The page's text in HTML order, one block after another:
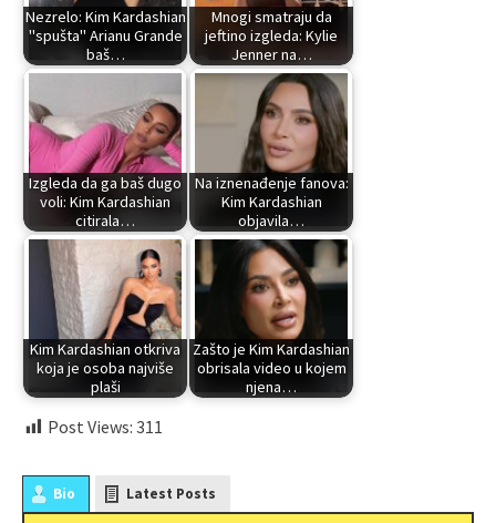
Nezrelo: Kim Kardashian
"spušta" Arianu Grande
baš…
Mnogi smatraju da
jeftino izgleda: Kylie
Jenner na…
Izgleda da ga baš dugo
voli: Kim Kardashian
citirala…
Na iznenađenje fanova:
Kim Kardashian
objavila…
Kim Kardashian otkriva
koja je osoba najviše
plaši
Zašto je Kim Kardashian
obrisala video u kojem
njena…
Post Views: 311
Bio Latest Posts